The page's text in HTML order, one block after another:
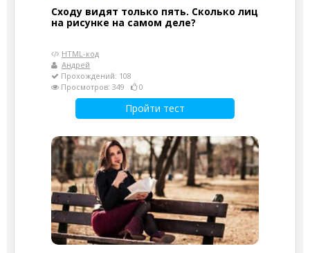
Сходу видят только пять. Сколько лиц
на рисунке на самом деле?
HTML-код
Андрей
Прохождений: 108
Просмотров: 349
0
Пройти тест